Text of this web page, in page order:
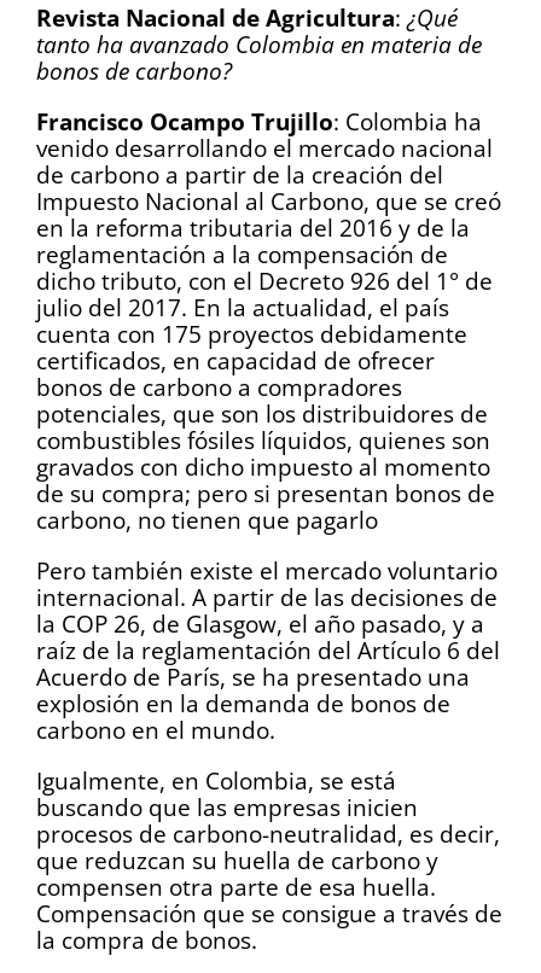
Revista Nacional de Agricultura: ¿Qué
tanto ha avanzado Colombia en materia de
bonos de carbono?
Francisco Ocampo Trujillo: Colombia ha
venido desarrollando el mercado nacional
de carbono a partir de la creación del
Impuesto Nacional al Carbono, que se creó
en la reforma tributaria del 2016 y de la
reglamentación a la compensación de
dicho tributo, con el Decreto 926 del 1° de
julio del 2017. En la actualidad, el país
cuenta con 175 proyectos debidamente
certificados, en capacidad de ofrecer
bonos de carbono a compradores
potenciales, que son los distribuidores de
combustibles fósiles líquidos, quienes son
gravados con dicho impuesto al momento
de su compra; pero si presentan bonos de
carbono, no tienen que pagarlo
Pero también existe el mercado voluntario
internacional. A partir de las decisiones de
la COP 26, de Glasgow, el año pasado, y a
raíz de la reglamentación del Artículo 6 del
Acuerdo de París, se ha presentado una
explosión en la demanda de bonos de
carbono en el mundo.
Igualmente, en Colombia, se está
buscando que las empresas inicien
procesos de carbono-neutralidad, es decir,
que reduzcan su huella de carbono y
compensen otra parte de esa huella.
Compensación que se consigue a través de
la compra de bonos.